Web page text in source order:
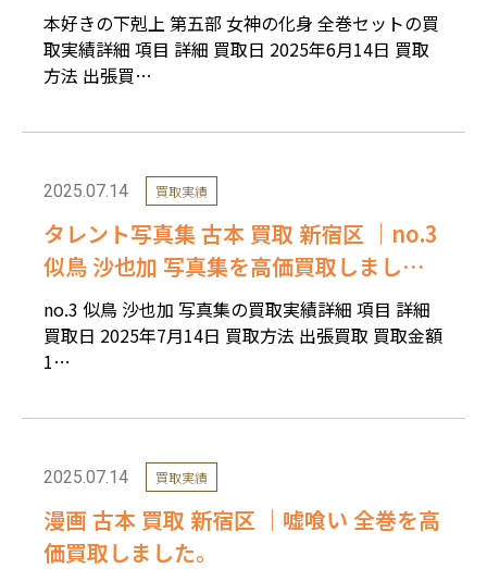
しました。
本好きの下剋上 第五部 女神の化身 全巻セットの買
取実績詳細 項目 詳細 買取日 2025年6月14日 買取
方法 出張買…
2025.07.14 買取実績
タレント写真集 古本 買取 新宿区 ｜no.3
似鳥 沙也加 写真集を高価買取しまし
た。
no.3 似鳥 沙也加 写真集の買取実績詳細 項目 詳細
買取日 2025年7月14日 買取方法 出張買取 買取金額
1…
2025.07.14 買取実績
漫画 古本 買取 新宿区 ｜嘘喰い 全巻を高
価買取しました。